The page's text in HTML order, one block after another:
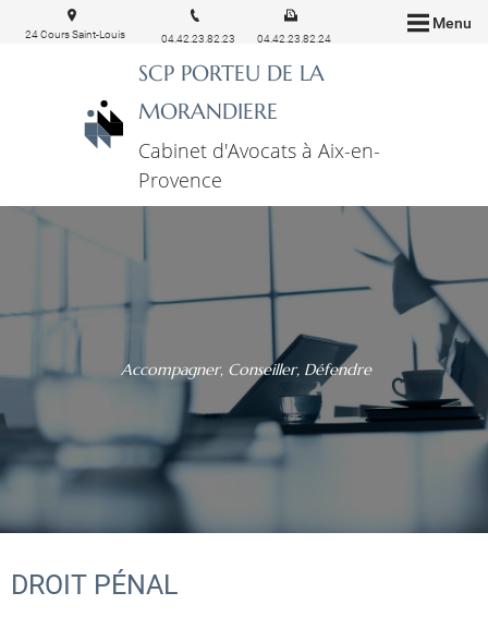
Menu
SCP PORTEU DE LA
MORANDIERE
Cabinet d'Avocats à Aix-en-
Provence
24 Cours Saint-Louis
04.42.23.82.23 04.42.23.82.24
Accompagner, Conseiller, Défendre
DROIT PÉNAL